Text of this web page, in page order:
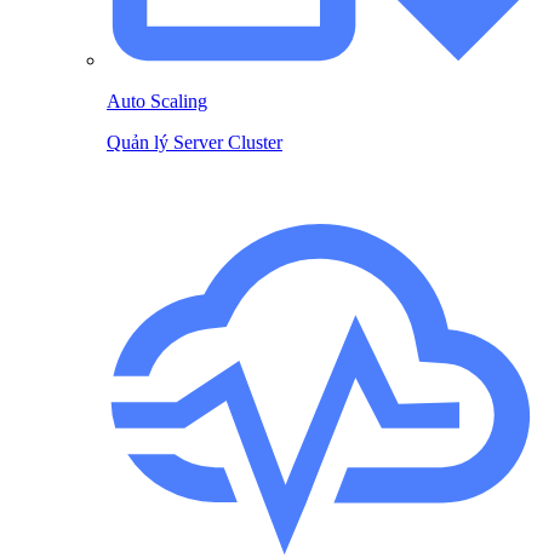
Auto Scaling
Quản lý Server Cluster